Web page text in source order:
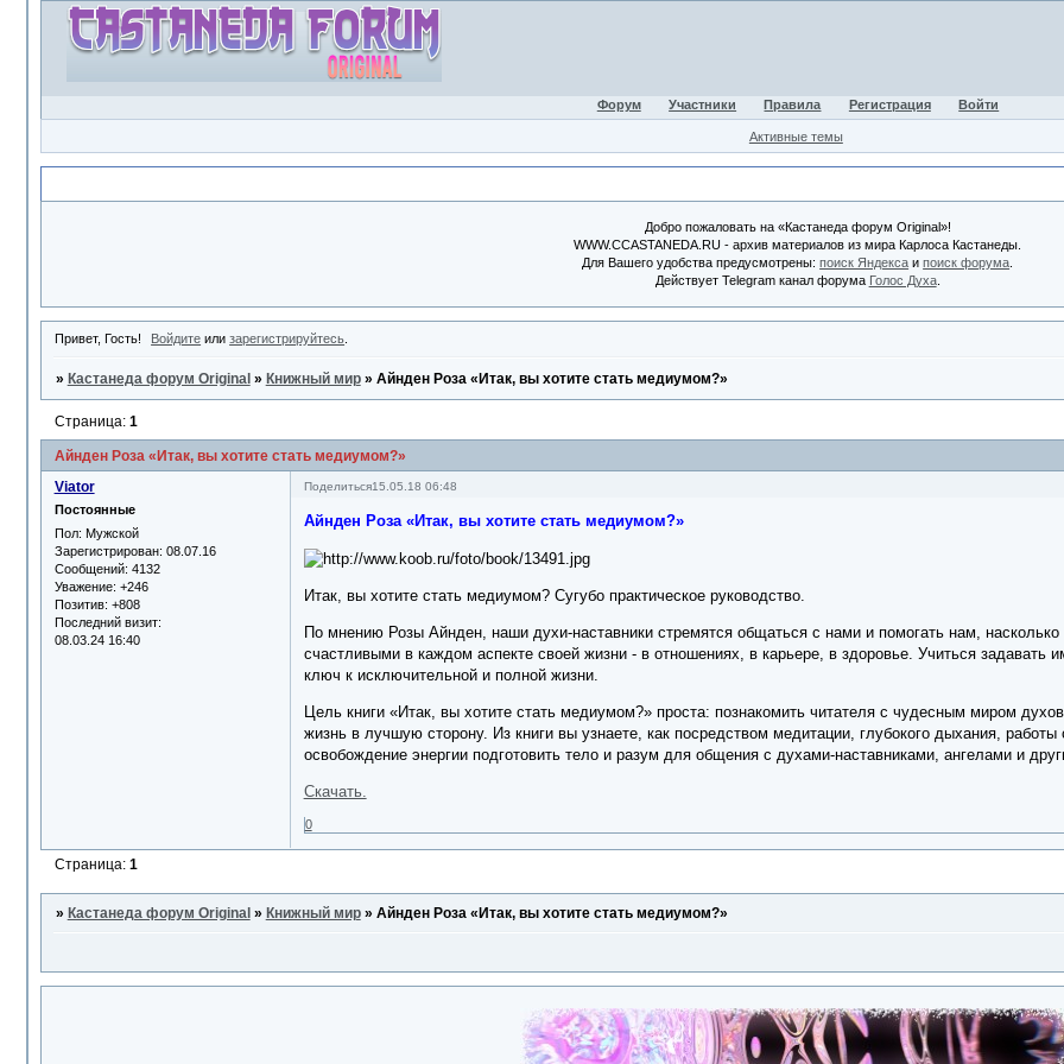
Форум Участники Правила Регистрация Войти
Активные темы
Добро пожаловать на «Кастанеда форум Original»!
WWW.CCASTANEDA.RU - архив материалов из мира Карлоса Кастанеды.
Для Вашего удобства предусмотрены:поиск Яндекса ипоиск форума
Действует Telegram канал форума Голос Духа.
Привет, Гость! Войдите илизарегистрируйтесь
» Кастанеда форум Original » Книжный мир » Айнден Роза «Итак, вы хотите стать медиумом?»
Айнден Роза «Итак, вы хотите стать медиумом?»
Страница: 1
Поделиться15.05.18 06:48
Viator
Постоянные
Пол: Мужской
Зарегистрирован: 08.07.16
Сообщений: 4132
Уважение: +246
Позитив: +808
Последний визит:
08.03.24 16:40
Айнден Роза «Итак, вы хотите стать медиумом?»
Итак, вы хотите стать медиумом? Сугубо практическое руководство.
По мнению Розы Айнден, наши духи-наставники стремятся общаться с нами и помогать нам,
счастливыми в каждом аспекте своей жизни - в отношениях, в карьере, в здоровье. Учиться
ключ к исключительной и полной жизни.
Цель книги «Итак, вы хотите стать медиумом?» проста: познакомить читателя с чудесным миром
жизнь в лучшую сторону. Из книги вы узнаете, как посредством медитации, глубокого дыхания,
освобождение энергии подготовить тело и разум для общения с духами-наставниками, ангелами и
Скачать.
0
Страница: 1
» Кастанеда форум Original » Книжный мир » Айнден Роза «Итак, вы хотите стать медиумом?»